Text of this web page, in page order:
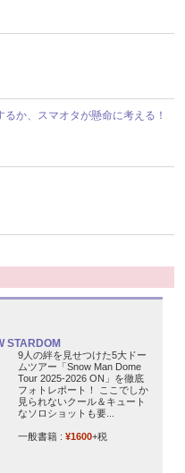
か、スマオタが懸命に考える！
STARDOM
9人の絆を見せつけた5大ドー
ムツアー「Snow Man Dome
Tour 2025-2026 ON」を徹底
フォトレポート！ ここでしか
見られないクール＆キュート
なソロショットも要...
一般書籍 : ¥1600+税